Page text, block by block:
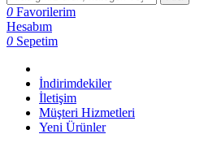
0 Favorilerim
Hesabım
0 Sepetim
İndirimdekiler
İletişim
Müşteri Hizmetleri
Yeni Ürünler